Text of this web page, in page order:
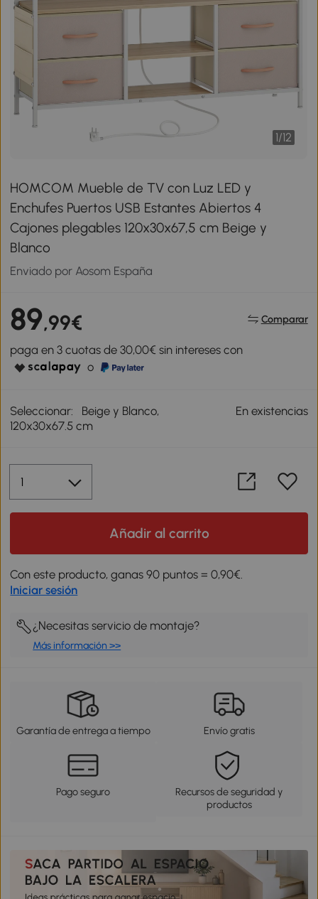
1/12
HOMCOM Mueble de TV con Luz LED y
Enchufes Puertos USB Estantes Abiertos 4
Cajones plegables 120x30x67,5 cm Beige y
Blanco
Enviado por Aosom España
89,99€ Comparar
paga en 3 cuotas de 30,00€ sin intereses con
o
Seleccionar:
Beige y Blanco,
120x30x67.5 cm
En existencias
Añadir al carrito
Con este producto, ganas 90 puntos = 0,90€.
Iniciar sesión
¿Necesitas servicio de montaje?
Más información >>
Garantía de entrega a tiempo Envío gratis
Pago seguro
Recursos de seguridad y
productos